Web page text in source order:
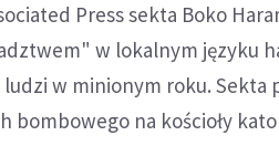
Press sekta Boko
w lokalnym języku
w minionym roku. Sekta
bombowego na kościoły